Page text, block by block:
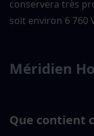
conservera très
soit environ 6 760
Méridien
Que contient